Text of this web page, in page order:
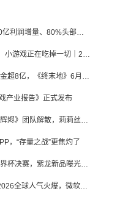
游戏AI“账本”公开：500亿利润增量、80%头部入局，谁在闷声发财？
端游“复活”，出海狂飙，小游戏正在吃掉一切｜2026上半年产业报告
仅苹果谷歌商店半年吸金超8亿，《终末地》6月份收入显著回暖
产业报告》正式发布
腾讯曝百亿收购案，《辉烬》团队解散，莉莉丝新作曝光｜陀螺周报
，“存量之战”更焦灼了
三七网易Avia放假看世界杯决赛，紫龙新品曝光，米哈游新作上线 | 陀螺周报
暑期档新作扎堆，BW2026全球人气火爆，微软XBOX大裁员|陀螺周报